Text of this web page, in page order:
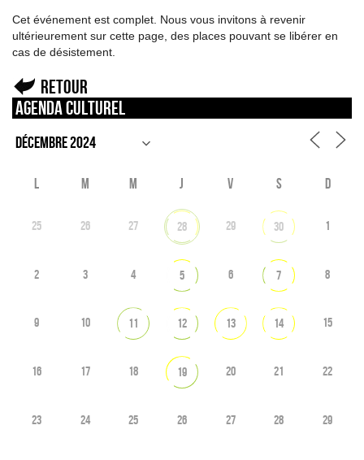
Cet événement est complet. Nous vous invitons à revenir
ultérieurement sur cette page, des places pouvant se libérer en
cas de désistement.
Retour
Agenda culturel
L M M J V S D
25 26 27 28 29 30 1
2 3 4 5 6 7 8
9 10 11 12 13 14 15
16 17 18 19 20 21 22
23 24 25 26 27 28 29